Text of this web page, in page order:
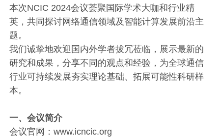
本次NCIC 2024会议荟聚国际学术大咖和行业精
英，共同探讨网络通信领域及智能计算发展前沿主
题。
我们诚挚地欢迎国内外学者拔冗莅临，展示最新的
研究和成果，分享不同的观点和经验，为全球通信
行业可持续发展夯实理论基础、拓展可能性科研样
本。
一、会议简介
会议官网：www.icncic.org